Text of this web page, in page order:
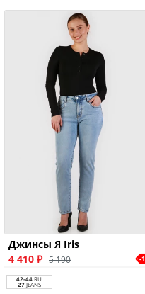
Джинсы Я Iris
4 410 ₽ 5 190 -
42-44RU
27JEANS